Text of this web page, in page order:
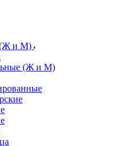
(Ж и М)
(Ж и М)